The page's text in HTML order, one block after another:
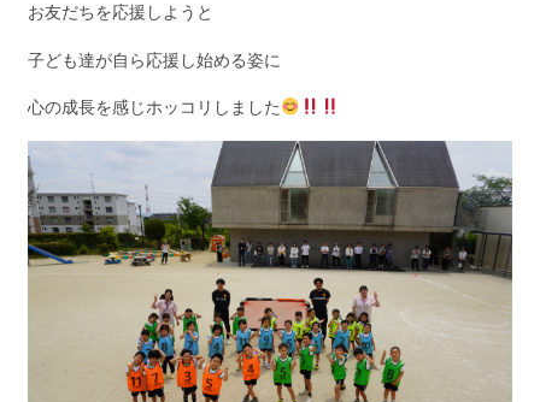
お友だちを応援しようと
子ども達が自ら応援し始める姿に
心の成長を感じホッコリしました